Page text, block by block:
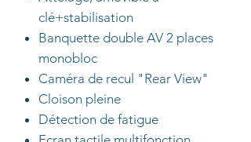
clé+stabilisation
Banquette double AV 2 places
monobloc
Caméra de recul "Rear View"
Cloison pleine
Détection de fatigue